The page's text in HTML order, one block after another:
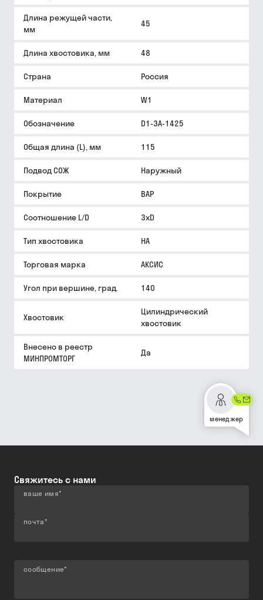
Длина режущей части,
мм
45
Длина хвостовика, мм 48
Страна Россия
Материал W1
Обозначение D1-3A-1425
Общая длина (L), мм 115
Подвод СОЖ Наружный
Покрытие BAP
Соотношение L/D 3xD
Тип хвостовика HA
Торговая марка АКСИС
Угол при вершине, град. 140
Хвостовик
Цилиндрический
хвостовик
Внесено в реестр
МИНПРОМТОРГ
Да
менеджер
Свяжитесь с нами
ваше имя*
почта*
сообщение*